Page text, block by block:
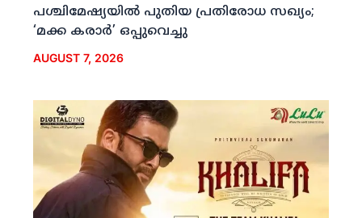
പശ്ചിമേഷ്യയില്‍ പുതിയ പ്രതിരോധ സഖ്യം;
‘മക്ക കരാര്‍’ ഒപ്പുവെച്ചു
AUGUST 7, 2026